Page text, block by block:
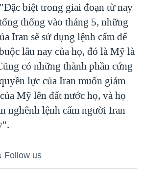
biệt trong giai đoạn từ nay
thống vào tháng 5, những
Iran sẽ sử dụng lệnh cấm để
lâu nay của họ, đó là Mỹ là
có những thành phần cứng
lực của Iran muốn giảm
Mỹ lên đất nước họ, và họ
nghênh lệnh cấm người Iran
Follow us